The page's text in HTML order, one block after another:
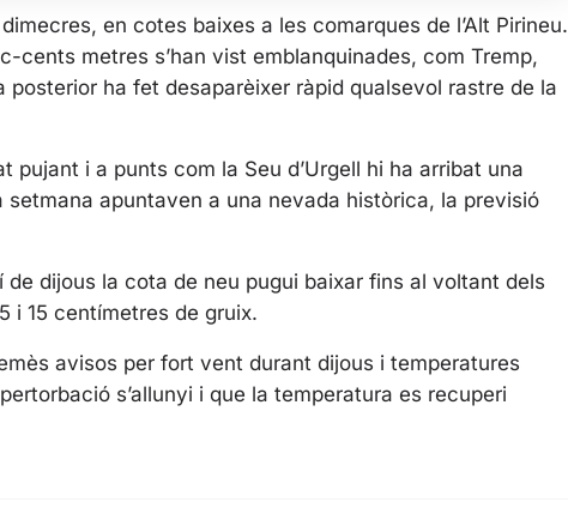
t
e
t
t
i
s
P
t
r
c
en cotes baixes a les comarques de l’Alt Pirineu.
cents metres s’han vist emblanquinades, com Tremp,
posterior ha fet desaparèixer ràpid qualsevol rastre de la
pujant i a punts com la Seu d’Urgell hi ha arribat una
apuntaven a una nevada històrica, la previsió
de dijous la cota de neu pugui baixar fins al voltant dels
i 15 centímetres de gruix.
avisos per fort vent durant dijous i temperatures
s’allunyi i que la temperatura es recuperi